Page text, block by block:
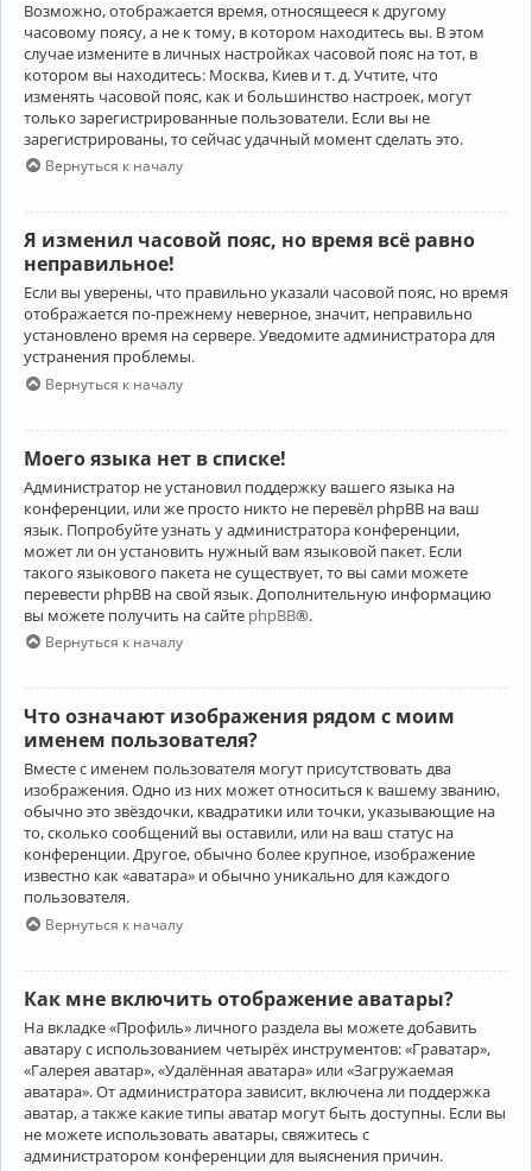
Возможно, отображается время, относящееся к другому
часовому поясу, а не к тому, в котором находитесь вы. В этом
случае измените в личных настройках часовой пояс на тот, в
котором вы находитесь: Москва, Киев и т. д. Учтите, что
изменять часовой пояс, как и большинство настроек, могут
только зарегистрированные пользователи. Если вы не
зарегистрированы, то сейчас удачный момент сделать это.
Вернуться к началу
Я изменил часовой пояс, но время всё равно
неправильное!
Если вы уверены, что правильно указали часовой пояс, но время
отображается по-прежнему неверное, значит, неправильно
установлено время на сервере. Уведомите администратора для
устранения проблемы.
Вернуться к началу
Моего языка нет в списке!
Администратор не установил поддержку вашего языка на
конференции, или же просто никто не перевёл phpBB на ваш
язык. Попробуйте узнать у администратора конференции,
может ли он установить нужный вам языковой пакет. Если
такого языкового пакета не существует, то вы сами можете
перевести phpBB на свой язык. Дополнительную информацию
вы можете получить на сайте phpBB®.
Вернуться к началу
Что означают изображения рядом с моим
именем пользователя?
Вместе с именем пользователя могут присутствовать два
изображения. Одно из них может относиться к вашему званию,
обычно это звёздочки, квадратики или точки, указывающие на
то, сколько сообщений вы оставили, или на ваш статус на
конференции. Другое, обычно более крупное, изображение
известно как «аватара» и обычно уникально для каждого
пользователя.
Вернуться к началу
Как мне включить отображение аватары?
На вкладке «Профиль» личного раздела вы можете добавить
аватару с использованием четырёх инструментов: «Граватар»,
«Галерея аватар», «Удалённая аватара» или «Загружаемая
аватара». От администратора зависит, включена ли поддержка
аватар, а также какие типы аватар могут быть доступны. Если вы
не можете использовать аватары, свяжитесь с
администратором конференции для выяснения причин.